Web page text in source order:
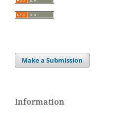
Make a Submission
Information